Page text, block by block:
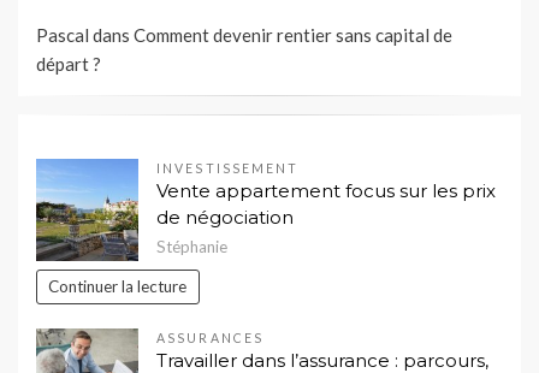
Pascal dans Comment devenir rentier sans capital de
départ ?
INVESTISSEMENT
Vente appartement focus sur les prix
de négociation
Stéphanie
Continuer la lecture
ASSURANCES
Travailler dans l’assurance : parcours,